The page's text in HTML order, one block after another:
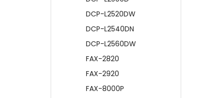
DCP-L2520DW
DCP-L2540DN
DCP-L2560DW
FAX-2820
FAX-2920
FAX-8000P